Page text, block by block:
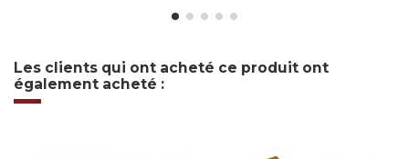
Les clients qui ont acheté ce produit ont
également acheté :